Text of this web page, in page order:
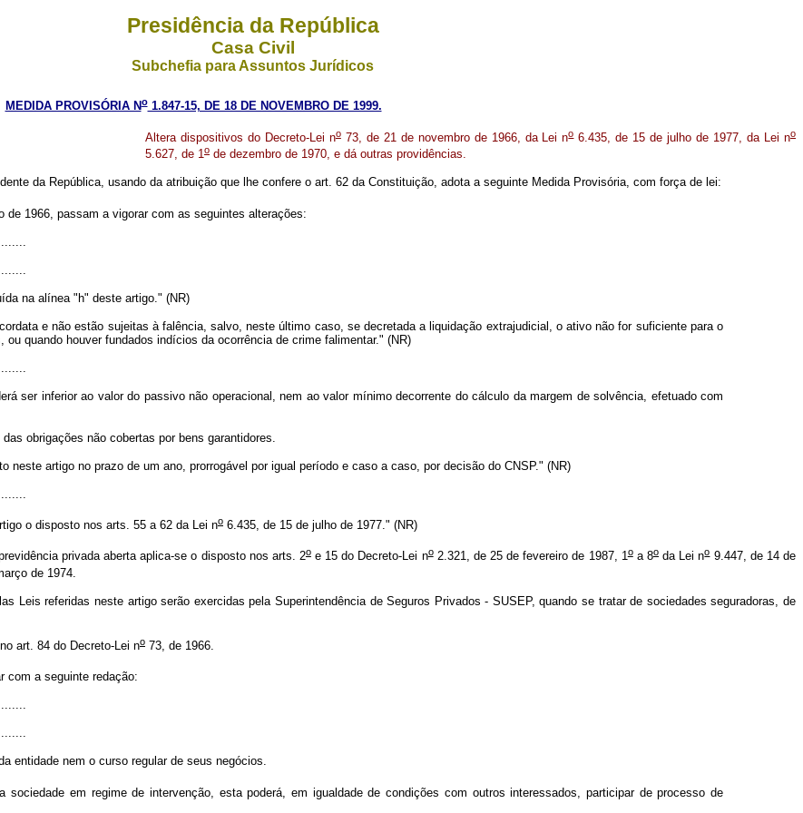
Presidência da República
Casa Civil
Subchefia para Assuntos Jurídicos
MEDIDA PROVISÓRIA No1.847-15, DE 18 DE NOVEMBRO DE 1999.
Altera dispositivos do Decreto-Lei no73, de 21 de novembro de 1966, da Lei no6.435, de 15 de julho de 1977, da Lei no
5.627, de 1o de dezembro de 1970, e dá outras providências.
da República, usando da atribuição que lhe confere o art. 62 da Constituição, adota a seguinte Medida Provisória, com força de lei:
de 1966, passam a vigorar com as seguintes alterações:
na alínea "h" deste artigo." (NR)
e não estão sujeitas à falência, salvo, neste último caso, se decretada a liquidação extrajudicial, o ativo não for suficiente para o
quando houver fundados indícios da ocorrência de crime falimentar." (NR)
ser inferior ao valor do passivo não operacional, nem ao valor mínimo decorrente do cálculo da margem de solvência, efetuado com
obrigações não cobertas por bens garantidores.
neste artigo no prazo de um ano, prorrogável por igual período e caso a caso, por decisão do CNSP." (NR)
o disposto nos arts. 55 a 62 da Lei no 6.435, de 15 de julho de 1977." (NR)
privada aberta aplica-se o disposto nos arts. 2oe 15 do Decreto-Lei no2.321, de 25 de fevereiro de 1987, 1oa 8o da Lei no9.447, de 14 de
de 1974.
referidas neste artigo serão exercidas pela Superintendência de Seguros Privados - SUSEP, quando se tratar de sociedades seguradoras, de
art. 84 do Decreto-Lei no 73, de 1966.
com a seguinte redação:
entidade nem o curso regular de seus negócios.
em regime de intervenção, esta poderá, em igualdade de condições com outros interessados, participar de processo de